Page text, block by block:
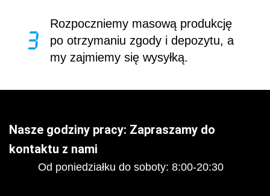
Rozpoczniemy masową produkcję
po otrzymaniu zgody i depozytu, a
my zajmiemy się wysyłką.
Nasze godziny pracy: Zapraszamy do
kontaktu z nami
Od poniedziałku do soboty: 8:00-20:30